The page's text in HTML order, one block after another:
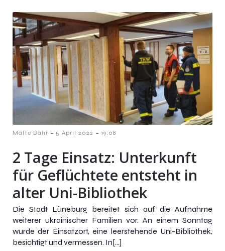
Malte Bahr - 5 April 2022 - 19:08
2 Tage Einsatz: Unterkunft
für Geflüchtete entsteht in
alter Uni-Bibliothek
Die Stadt Lüneburg bereitet sich auf die Aufnahme
weiterer ukrainischer Familien vor. An einem Sonntag
wurde der Einsatzort, eine leerstehende Uni-Bibliothek,
besichtigt und vermessen. In[…]